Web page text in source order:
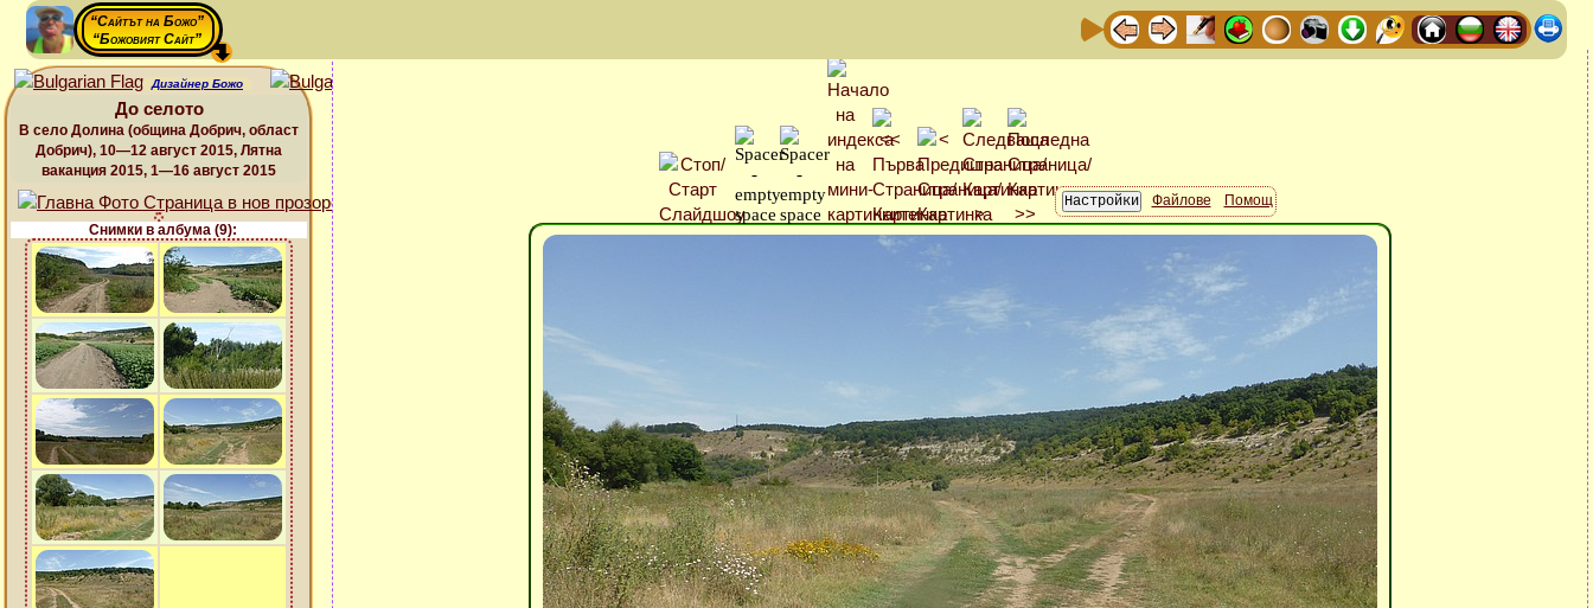
“Сайтът на Божо”
“Божовият Сайт”
Дизайнер Божо
До селото
В село Долина (община Добрич, област
Добрич), 10—12 август 2015, Лятна
ваканция 2015, 1—16 август 2015
Снимки в албума (9):
Файлове Помощ